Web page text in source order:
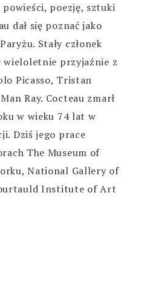
powieści, poezję, sztuki
dał się poznać jako
Stały członek
wieloletnie przyjaźnie z
Picasso, Tristan
Ray. Cocteau zmarł
w wieku 74 lat w
Dziś jego prace
The Museum of
National Gallery of
Institute of Art